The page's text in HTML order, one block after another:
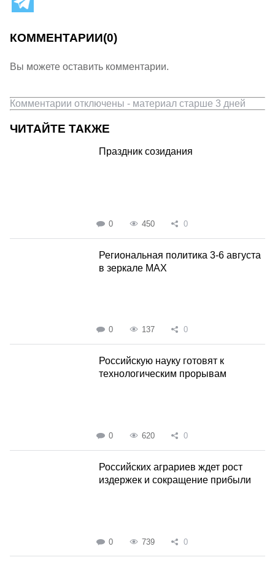
КОММЕНТАРИИ(0)
Вы можете оставить комментарии.
Комментарии отключены - материал старше 3 дней
ЧИТАЙТЕ ТАКЖЕ
Праздник созидания
0 450 0
Региональная политика 3-6 августа
в зеркале MAX
0 137 0
Российскую науку готовят к
технологическим прорывам
0 620 0
Российских аграриев ждет рост
издержек и сокращение прибыли
0 739 0